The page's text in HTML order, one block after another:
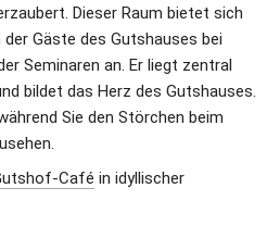
Dieser Raum bietet sich
Gäste des Gutshauses bei
Seminaren an. Er liegt zentral
bildet das Herz des Gutshauses.
Sie den Störchen beim
Café in idyllischer